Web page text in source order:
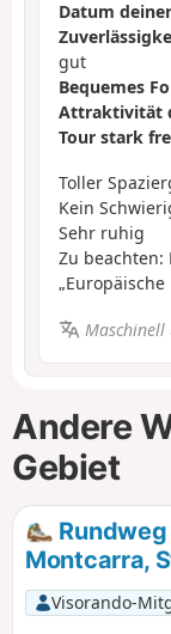
Datum
gut
Bequemes
Attraktivität
Tour stark
Toller
Kein
Sehr ruhig
Zu
Maschinell
Andere
Gebiet
Montcarra,
Visorando-